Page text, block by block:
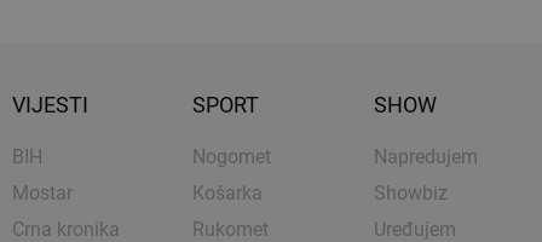
VIJESTI
BIH
Mostar
Crna kronika
SPORT
Nogomet
Košarka
Rukomet
SHOW
Napredujem
Showbiz
Uređujem